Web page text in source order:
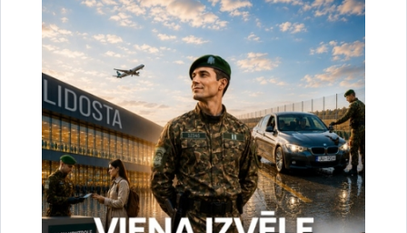
Noslēgušās Valsts robežsardzes organizētas
starptautiskās operatīvi - taktiskās mācības
“RONIS 2026”
27.07.2026. Sabiedriskie pasākumi